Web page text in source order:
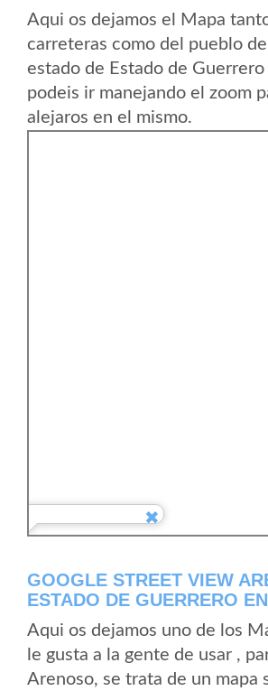
Aqui os dejamos el Mapa
carreteras como del pueblo
estado de Estado de
podeis ir manejando el zoom
alejaros en el mismo.
GOOGLE STREET VIEW
ESTADO DE GUERRERO
Aqui os dejamos uno de los
le gusta a la gente de usar ,
Arenoso, se trata de un mapa